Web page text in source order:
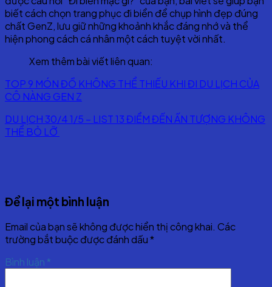
biết cách chọn trang phục đi biển để chụp hình đẹp đúng
chất GenZ, lưu giữ những khoảnh khắc đáng nhớ và thể
hiện phong cách cá nhân một cách tuyệt vời nhất.
Xem thêm bài viết liên quan:
TOP 9 MÓN ĐỒ KHÔNG THỂ THIẾU KHI ĐI DU LỊCH CỦA
CÔ NÀNG GEN Z
DU LỊCH 30/4 1/5 – LIST 13 ĐIỂM ĐẾN ẤN TƯỢNG KHÔNG
THỂ BỎ LỠ
Để lại một bình luận
Email của bạn sẽ không được hiển thị công khai. Các
trường bắt buộc được đánh dấu*
Bình luận *